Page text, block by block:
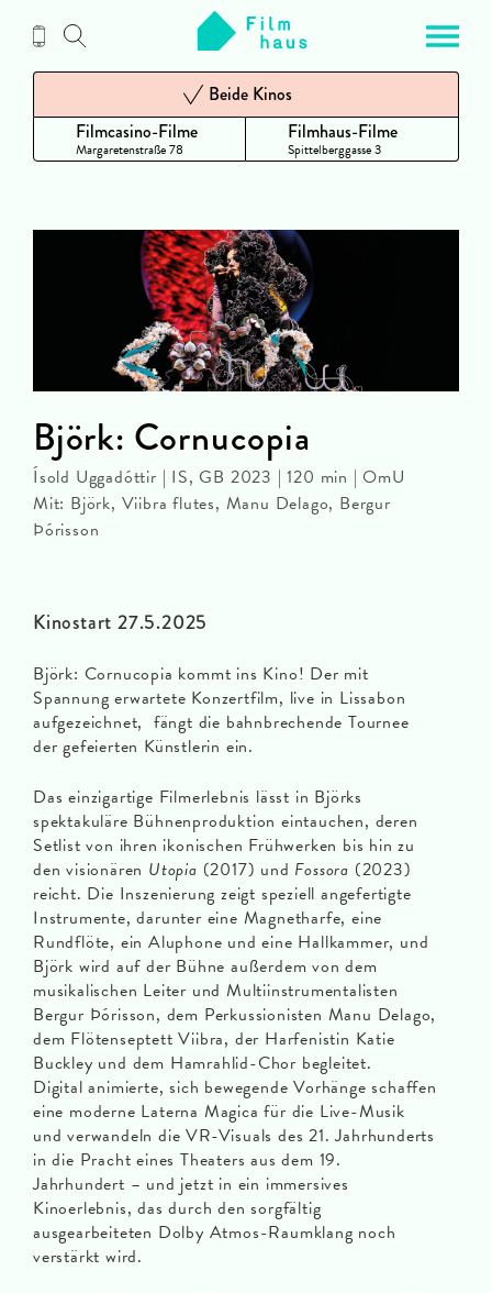
Inhalt
Filmcasino-Filme
Margaretenstraße 78
Beide Kinos
Filmhaus-Filme
Spittelberggasse 3
Kinostart 27.5.2025
Björk: Cornucopia kommt ins Kino! Der mit
Spannung erwartete Konzertfilm, live in Lissabon
aufgezeichnet, fängt die bahnbrechende Tournee
der gefeierten Künstlerin ein.
Das einzigartige Filmerlebnis lässt in Björks
spektakuläre Bühnenproduktion eintauchen, deren
Setlist von ihren ikonischen Frühwerken bis hin zu
den visionären Utopia (2017) und Fossora (2023)
reicht. Die Inszenierung zeigt speziell angefertigte
Instrumente, darunter eine Magnetharfe, eine
Rundflöte, ein Aluphone und eine Hallkammer, und
Björk wird auf der Bühne außerdem von dem
musikalischen Leiter und Multiinstrumentalisten
Bergur Þórisson, dem Perkussionisten Manu Delago,
dem Flötenseptett Viibra, der Harfenistin Katie
Buckley und dem Hamrahlid-Chor begleitet.
Digital animierte, sich bewegende Vorhänge schaffen
eine moderne Laterna Magica für die Live-Musik
und verwandeln die VR-Visuals des 21. Jahrhunderts
in die Pracht eines Theaters aus dem 19.
Jahrhundert – und jetzt in ein immersives
Kinoerlebnis, das durch den sorgfältig
ausgearbeiteten Dolby Atmos-Raumklang noch
verstärkt wird.
Björk: Cornucopia
Ísold Uggadóttir | IS, GB 2023 | 120 min | OmU
Mit: Björk, Viibra flutes, Manu Delago, Bergur
Þórisson